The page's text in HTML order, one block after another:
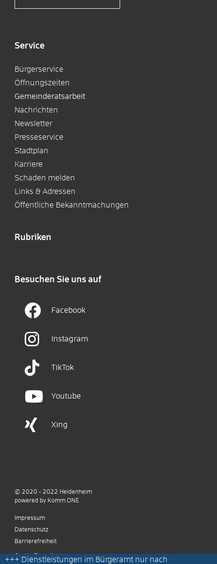
Service
Bürgerservice
Öffnungszeiten
Gemeinderatsarbeit
Nachrichten
Newsletter
Presseservice
Stadtplan
Karriere
Schaden melden
Links & Adressen
Öffentliche Bekanntmachungen
Rubriken
Besuchen Sie uns auf
Facebook
Instagram
TikTok
Youtube
Xing
+++ Dienstleistungen im Bürgeramt nur nach
© 2020 - 2022 Heidenheim
powered by Komm.ONE
Impressum
Datenschutz
Barrierefreiheit
Cookie Einstellungen